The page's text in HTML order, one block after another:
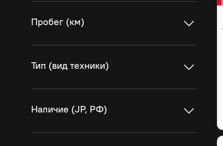
Пробег (км)
Тип (вид техники)
Наличие (JP, РФ)